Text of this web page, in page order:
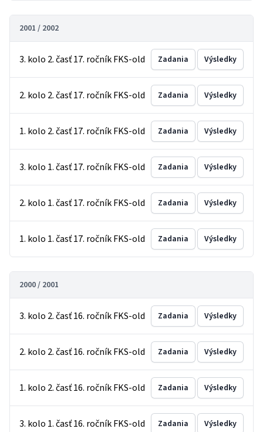
2001 / 2002
3. kolo 2. časť 17. ročník FKS-old Zadania Výsledky
2. kolo 2. časť 17. ročník FKS-old Zadania Výsledky
1. kolo 2. časť 17. ročník FKS-old Zadania Výsledky
3. kolo 1. časť 17. ročník FKS-old Zadania Výsledky
2. kolo 1. časť 17. ročník FKS-old Zadania Výsledky
1. kolo 1. časť 17. ročník FKS-old Zadania Výsledky
2000 / 2001
3. kolo 2. časť 16. ročník FKS-old Zadania Výsledky
2. kolo 2. časť 16. ročník FKS-old Zadania Výsledky
1. kolo 2. časť 16. ročník FKS-old Zadania Výsledky
3. kolo 1. časť 16. ročník FKS-old Zadania Výsledky